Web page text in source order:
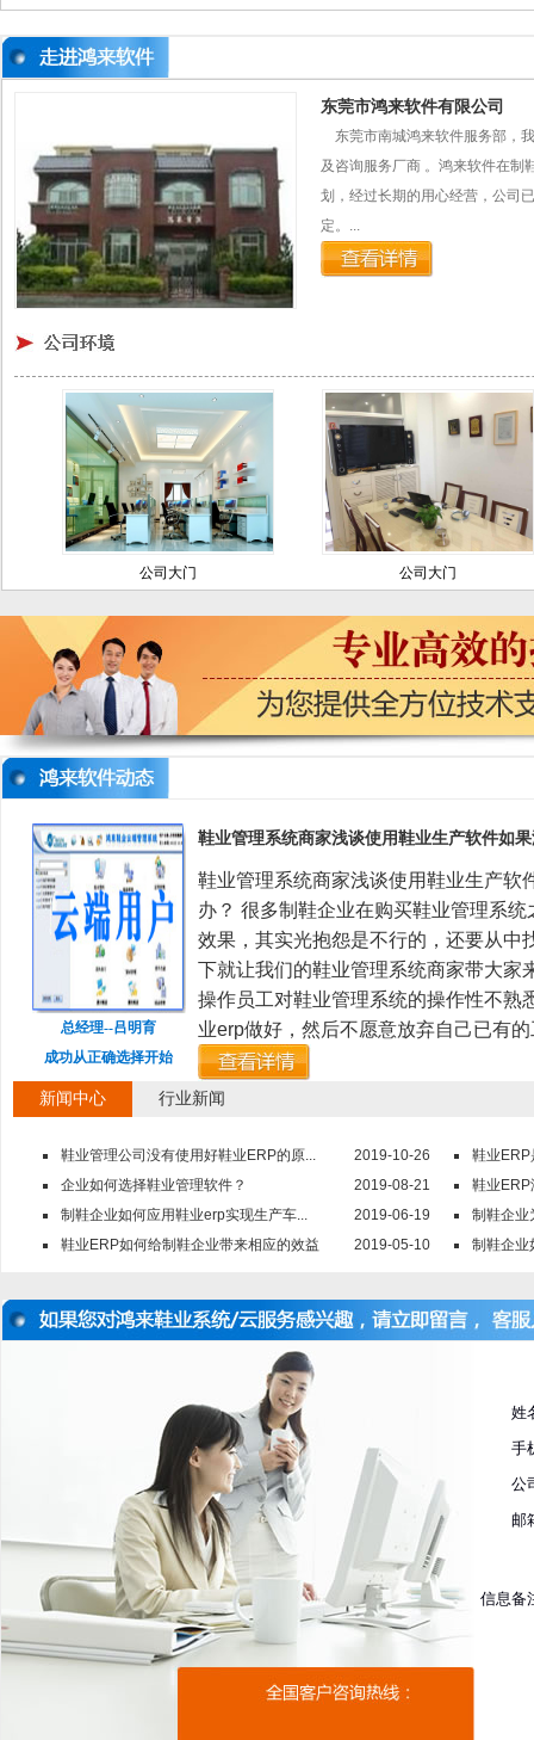
东莞市鸿来软件有限公司
东莞市南城鸿来软件服务部，
及咨询服务厂商 。鸿来软件在制
划，经过长期的用心经营，公司
定。...
公司大门 公司大门
公司大门
总经理--吕明育
成功从正确选择开始
鞋业管理系统商家浅谈使用鞋业生产软件如
鞋业管理系统商家浅谈使用鞋业生产软
办？ 很多制鞋企业在购买鞋业管理系
效果，其实光抱怨是不行的，还要从中
下就让我们的鞋业管理系统商家带大家
操作员工对鞋业管理系统的操作性不熟
业erp做好，然后不愿意放弃自己已有
新闻中心 行业新闻
鞋业管理公司没有使用好鞋业ERP的原... 2019-10-26
鞋业ERP
企业如何选择鞋业管理软件？
2019-08-21
鞋业ERP
制鞋企业如何应用鞋业erp实现生产车...
2019-06-19
制鞋企业
鞋业ERP如何给制鞋企业带来相应的效益
2019-05-10 制鞋企业
姓
手
公
邮
信息备